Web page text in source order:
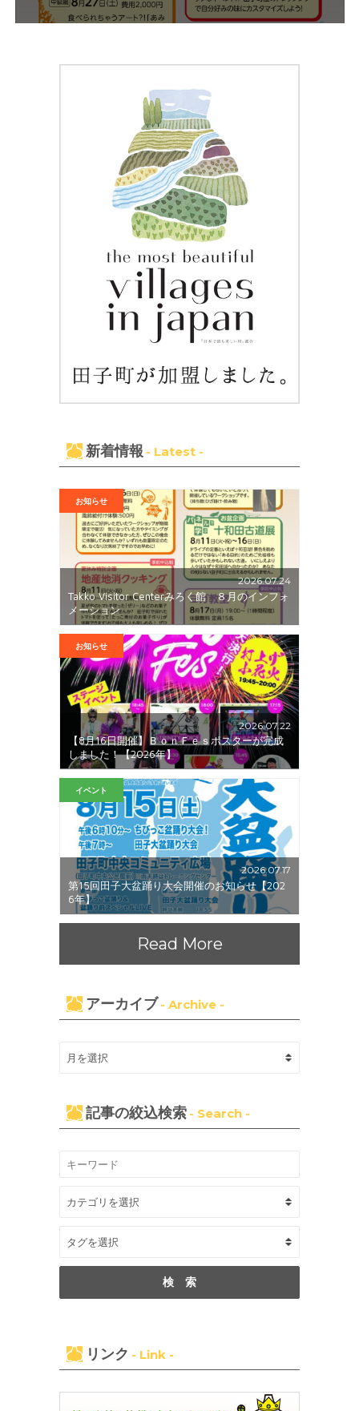
新着情報 - Latest -
お知らせ
2026.07.24
Takko Visitor Centerみろく館 ８月のインフォ
メーション
お知らせ
2026.07.22
【8月16日開催】ＢｏｎＦｅｓポスターが完成
しました！【2026年】
イベント
2026.07.17
第15回田子大盆踊り大会開催のお知らせ【202
6年】
Read More
アーカイブ - Archive -
記事の絞込検索 - Search -
リンク - Link -